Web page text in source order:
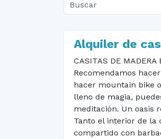
Alquiler de
CASITAS DE
Recomendamos
hacer mountain bike
lleno de magia,
meditación. Un oasis
Tanto el interior de la
compartido con